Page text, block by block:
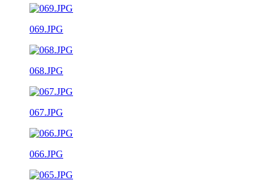
069.JPG
068.JPG
067.JPG
066.JPG